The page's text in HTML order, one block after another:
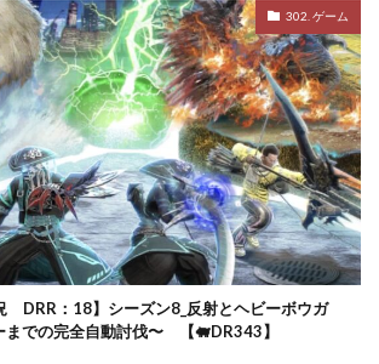
302. ゲーム
DRR：18】シーズン8_反射とヘビーボウガ
での完全自動討伐〜 【🐖DR343】